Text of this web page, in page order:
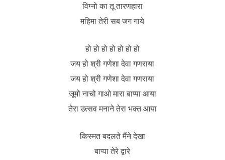
विग्नो का तू तारणहारा
महिमा तेरी सब जग गाये
हो हो हो हो हो हो हो
जय हो श्री गणेशा देवा गणराया
जय हो श्री गणेशा देवा गणराया
जूमो नाचो गाओ मारा बाप्पा आया
तेरा उत्सव मनाने तेरा भक्त आया
किस्मत बदलते मैंने देखा
बाप्पा तेरे द्वारे